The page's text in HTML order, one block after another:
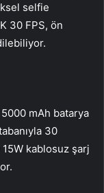
selfie
30 FPS, ön
mAh batarya
30
kablosuz şarj